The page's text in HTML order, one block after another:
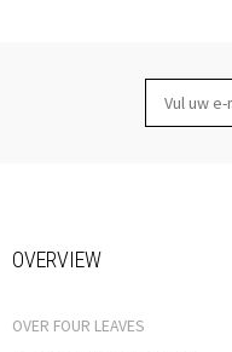
OVERVIEW
OVER FOUR LEAVES